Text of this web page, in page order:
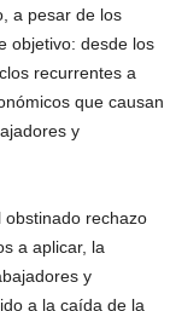
a pesar de los
objetivo: desde los
recurrentes a
que causan
y
obstinado rechazo
a aplicar, la
y
a la caída de la